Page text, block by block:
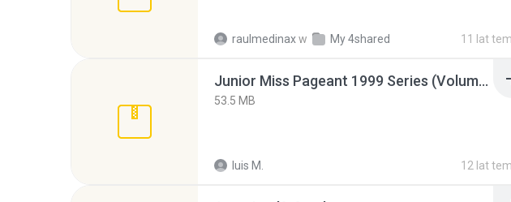
raulmedinaxw My 4shared 11 lat
Junior Miss Pageant 1999 Series (Volume I Part I NC 6).7z
53.5 MB
luis M. 12 lat